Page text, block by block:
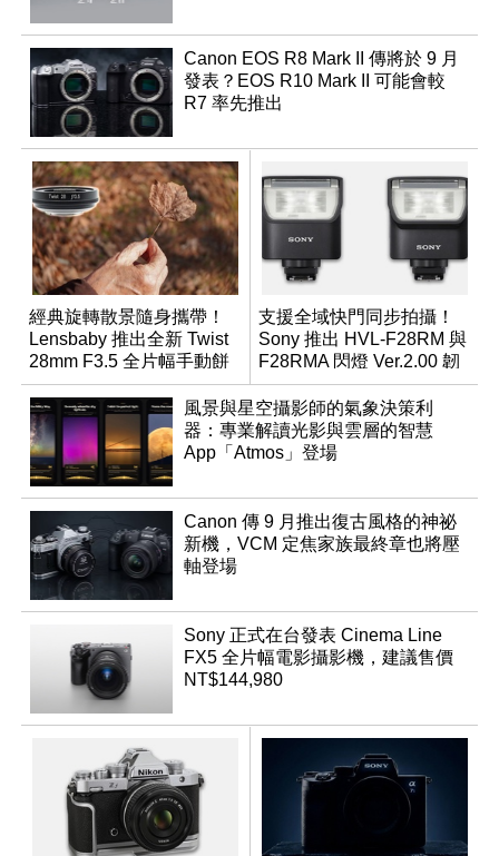
Canon EOS R8 Mark II 傳將於 9 月
發表？EOS R10 Mark II 可能會較
R7 率先推出
經典旋轉散景隨身攜帶！
Lensbaby 推出全新 Twist
28mm F3.5 全片幅手動餅
乾鏡
支援全域快門同步拍攝！
Sony 推出 HVL-F28RM 與
F28RMA 閃燈 Ver.2.00 韌
體
風景與星空攝影師的氣象決策利
器：專業解讀光影與雲層的智慧
App「Atmos」登場
Canon 傳 9 月推出復古風格的神祕
新機，VCM 定焦家族最終章也將壓
軸登場
Sony 正式在台發表 Cinema Line
FX5 全片幅電影攝影機，建議售價
NT$144,980